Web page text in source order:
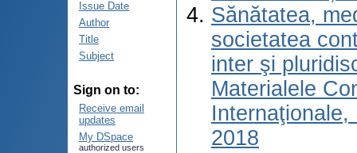
Issue Date
Author
Title
Subject
Sign on to:
Receive email
updates
My DSpace
authorized users
Sănătatea,
societatea
inter şi
Materialele
Internaţionale,
2018